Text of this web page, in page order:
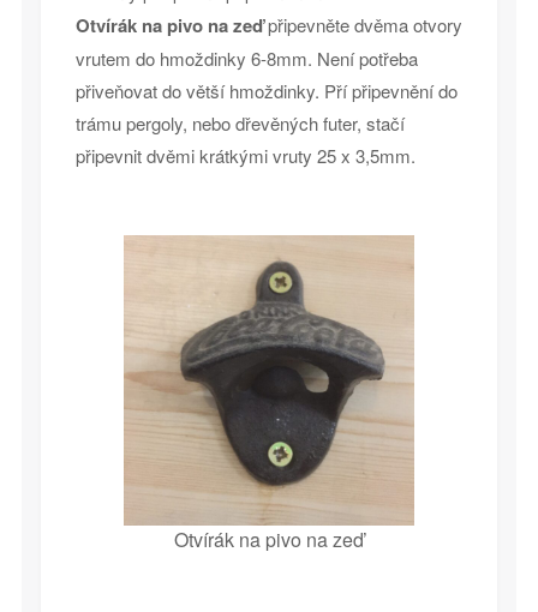
Otvírák na pivo na zeďpřipevněte dvěma otvory
vrutem do hmoždinky 6-8mm. Není potřeba
přiveňovat do větší hmoždinky. Pří připevnění do
trámu pergoly, nebo dřevěných futer, stačí
připevnit dvěmi krátkými vruty 25 x 3,5mm.
Otvírák na pivo na zeď